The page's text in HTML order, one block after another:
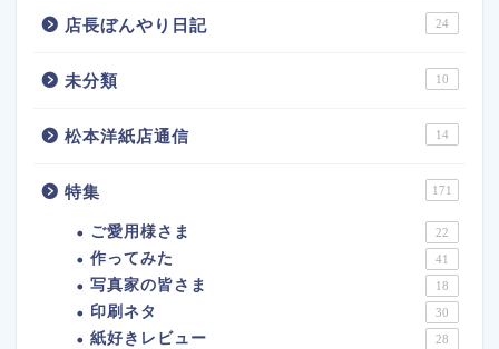
店長ぼんやり日記 24
未分類 10
松本洋紙店通信 14
特集 171
ご愛用様さま 22
作ってみた 41
写真家の皆さま 18
印刷ネタ 30
紙好きレビュー 28